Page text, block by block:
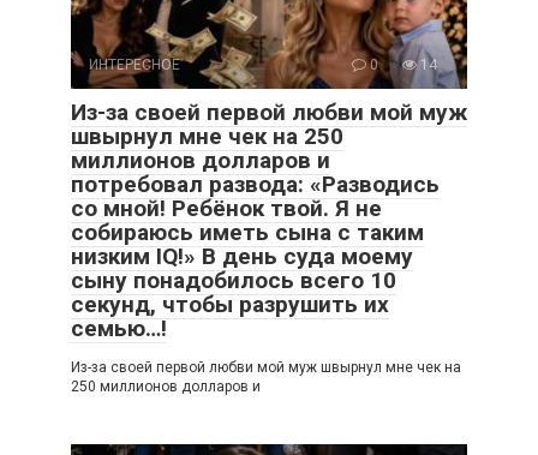
ИНТЕРЕСНОЕ 0 14
Из-за своей первой любви мой муж
швырнул мне чек на 250
миллионов долларов и
потребовал развода: «Разводись
со мной! Ребёнок твой. Я не
собираюсь иметь сына с таким
низким IQ!» В день суда моему
сыну понадобилось всего 10
секунд, чтобы разрушить их
семью…!
Из-за своей первой любви мой муж швырнул мне чек на
250 миллионов долларов и